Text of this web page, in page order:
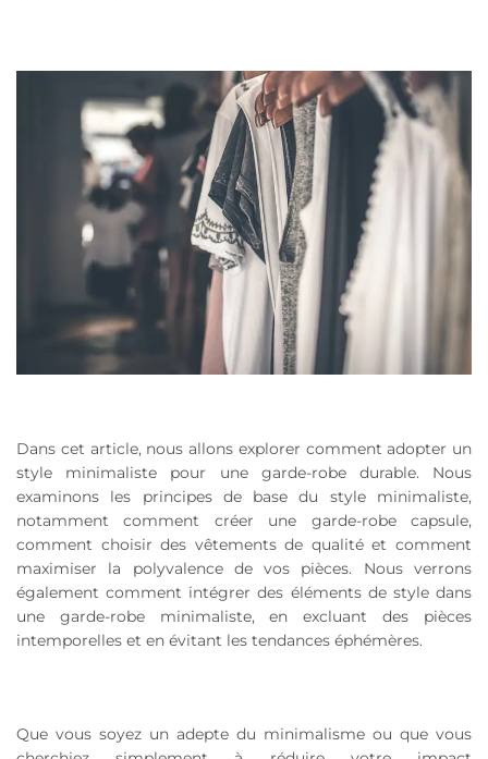
Dans cet article, nous allons explorer comment adopter un
style minimaliste pour une garde-robe durable. Nous
examinons les principes de base du style minimaliste,
notamment comment créer une garde-robe capsule,
comment choisir des vêtements de qualité et comment
maximiser la polyvalence de vos pièces. Nous verrons
également comment intégrer des éléments de style dans
une garde-robe minimaliste, en excluant des pièces
intemporelles et en évitant les tendances éphémères.
Que vous soyez un adepte du minimalisme ou que vous